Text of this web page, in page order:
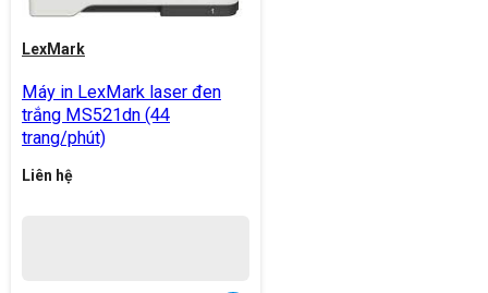
LexMark
Máy in LexMark laser đen
trắng MS521dn (44
trang/phút)
Liên hệ